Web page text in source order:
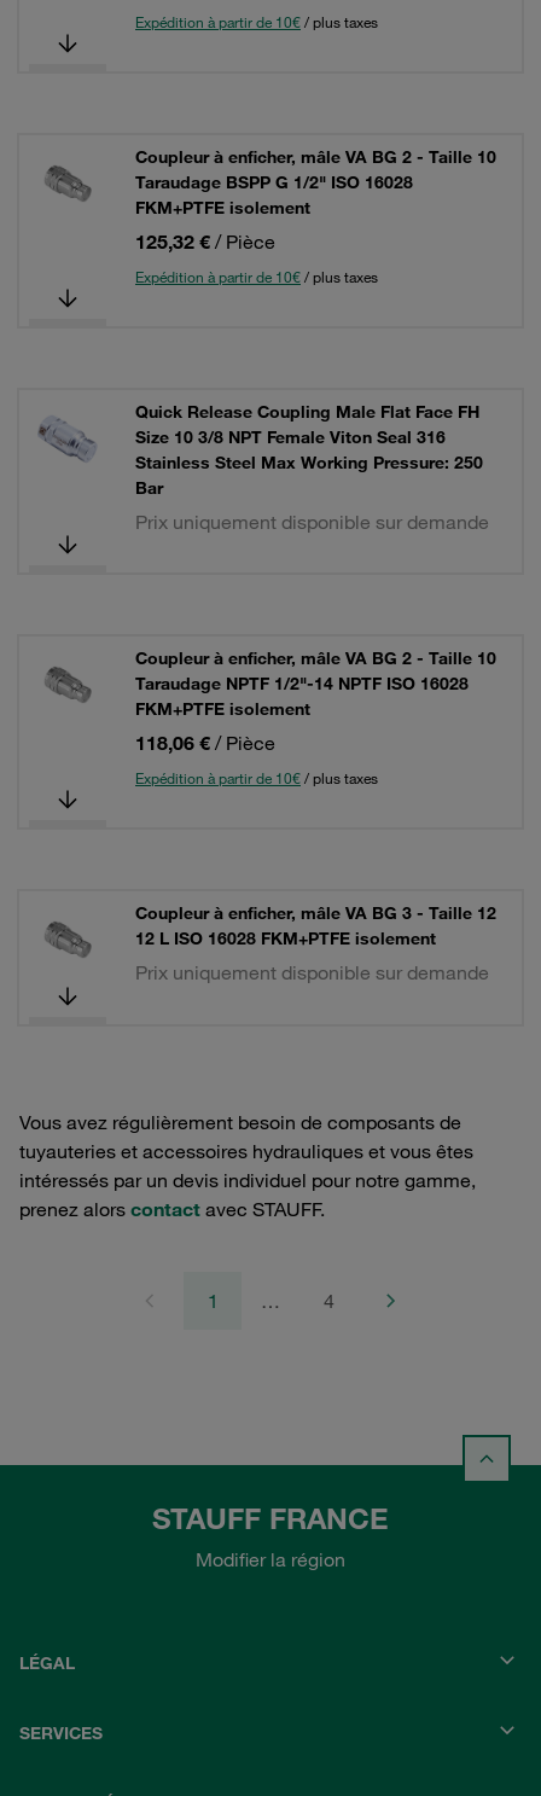
Expédition à partir de 10€/ plus taxes
Coupleur à enficher, mâle VA BG 2 - Taille 10
Taraudage BSPP G 1/2" ISO 16028
FKM+PTFE isolement
125,32 € / Pièce
Expédition à partir de 10€/ plus taxes
Quick Release Coupling Male Flat Face FH
Size 10 3/8 NPT Female Viton Seal 316
Stainless Steel Max Working Pressure: 250
Bar
Prix uniquement disponible sur demande
Coupleur à enficher, mâle VA BG 2 - Taille 10
Taraudage NPTF 1/2"-14 NPTF ISO 16028
FKM+PTFE isolement
118,06 € / Pièce
Expédition à partir de 10€/ plus taxes
Coupleur à enficher, mâle VA BG 3 - Taille 12
12 L ISO 16028 FKM+PTFE isolement
Prix uniquement disponible sur demande
Vous avez régulièrement besoin de composants de
tuyauteries et accessoires hydrauliques et vous êtes
intéressés par un devis individuel pour notre gamme,
prenez alors contact avec STAUFF.
1 … 4
STAUFF FRANCE
Modifier la région
LÉGAL
SERVICES